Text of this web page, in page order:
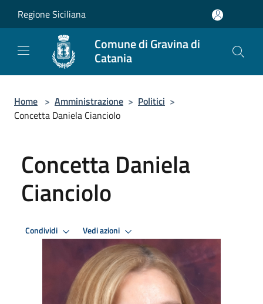
Regione Siciliana
Comune di Gravina di
Catania
Home > Amministrazione > Politici >
Concetta Daniela Cianciolo
Concetta Daniela
Cianciolo
Condividi Vedi azioni